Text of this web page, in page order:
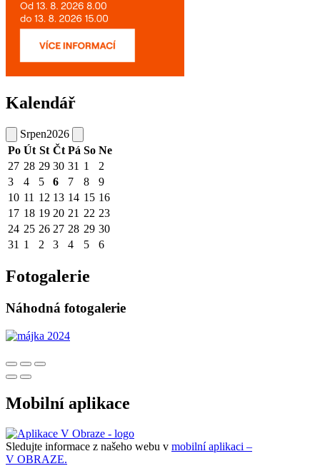
Kalendář
Srpen2026
Po Út St Čt Pá So Ne
27 28 29 30 31 1
2
3
4 5 6 7 8
9
10 11 12 13 14 15 16
17 18 19 20 21 22 23
24 25 26 27 28 29 30
31 1 2 3 4 5 6
Fotogalerie
Náhodná fotogalerie
Mobilní aplikace
Sledujte informace z našeho webu v mobilní aplikaci –
V OBRAZE.